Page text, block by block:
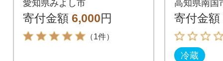
〈粉〉
愛知県みよし市
寄付金額 6,000円
（1件）
&ソフ
高知県南国
寄付金額
冷蔵